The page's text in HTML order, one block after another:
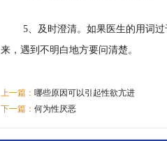
5、及时澄清。如果医生的用词
来，遇到不明白地方要问清楚。
上一篇： 哪些原因可以引起性欲亢进
下一篇： 何为性厌恶